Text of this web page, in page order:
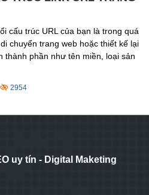
cấu trúc URL của bạn là trong quá
chuyển trang web hoặc thiết kế lại
thành phần như tên miền, loại sản
2954
uy tín - Digital Maketing